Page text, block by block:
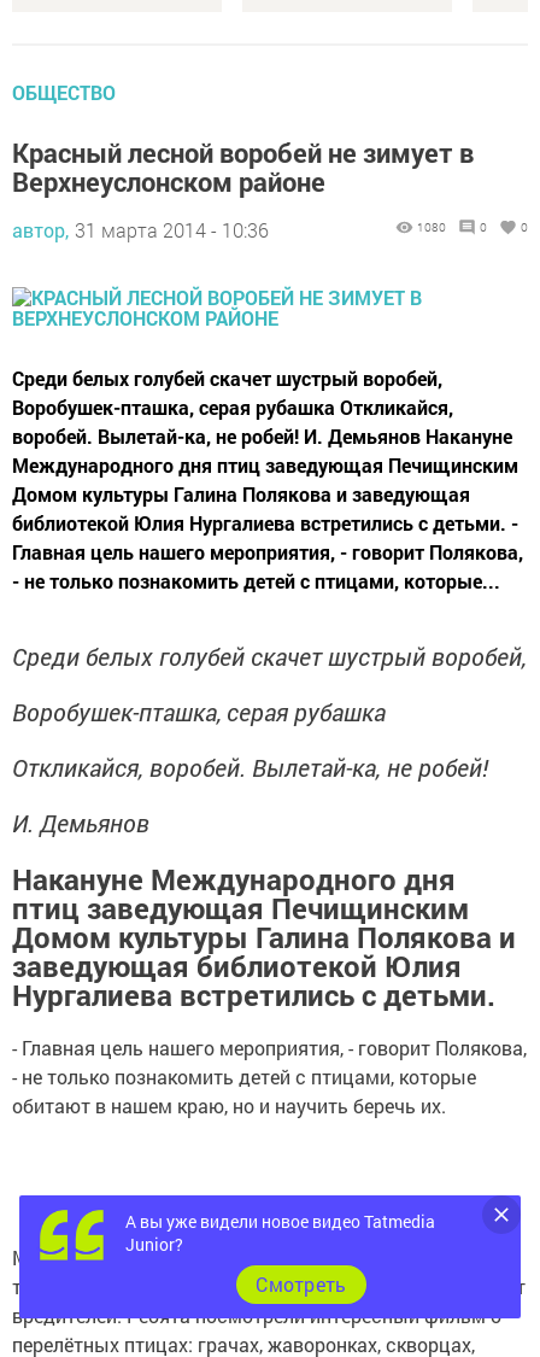
ОБЩЕСТВО
Красный лесной воробей не зимует в
Верхнеуслонском районе
автор, 31 марта 2014 - 10:36 1080 0 0
Среди белых голубей cкачет шустрый воробей,
Воробушек-пташка, cерая рубашка Откликайся,
воробей. Вылетай-ка, не робей! И. Демьянов Накануне
Международного дня птиц заведующая Печищинским
Домом культуры Галина Полякова и заведующая
библиотекой Юлия Нургалиева встретились с детьми. -
Главная цель нашего мероприятия, - говорит Полякова,
- не только познакомить детей с птицами, которые...
Среди белых голубей cкачет шустрый воробей,
Воробушек-пташка, cерая рубашка
Откликайся, воробей. Вылетай-ка, не робей!
И. Демьянов
Накануне Международного дня
птиц заведующая Печищинским
Домом культуры Галина Полякова и
заведующая библиотекой Юлия
Нургалиева встретились с детьми.
- Главная цель нашего мероприятия, - говорит Полякова,
- не только познакомить детей с птицами, которые
обитают в нашем краю, но и научить беречь их.
Мероприятие началось со стихотворного монтажа о
тех, кто защищает наши сады, поля, парки и огороды от
вредителей. Ребята посмотрели интересный фильм о
перелётных птицах: грачах, жаворонках, скворцах,
А вы уже видели новое видео Tatmedia
Junior?
Cмотреть